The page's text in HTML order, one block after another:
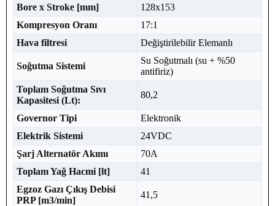
Bore x Stroke [mm]
128x153
Kompresyon Oranı
17:1
Hava filtresi
Değiştirilebilir Elemanlı
Soğutma Sistemi
Su Soğutmalı (su + %50
antifiriz)
Toplam Soğutma Sıvı
Kapasitesi (Lt):
80,2
Governor Tipi
Elektronik
Elektrik Sistemi
24VDC
Şarj Alternatör Akımı
70A
Toplam Yağ Hacmi [lt]
41
Egzoz Gazı Çıkış Debisi
PRP [m3/min]
41,5